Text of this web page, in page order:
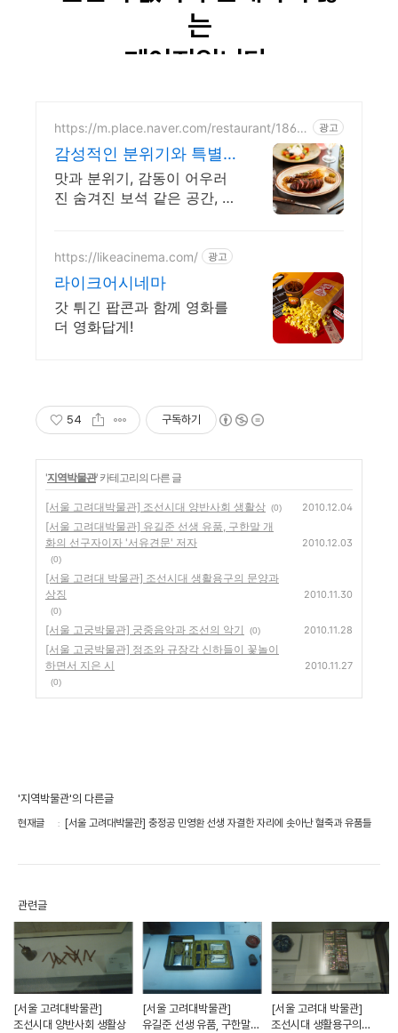
https://m.place.naver.com/restaurant/1863
광고
감성적인 분위기와 특별
한 맛 데이트를 위한 특별
한 공간
맛과 분위기, 감동이 어우러
진 숨겨진 보석 같은 공간, 샛
여대 양식 맛집
https://likeacinema.com/ 광고
라이크어시네마
갓 튀긴 팝콘과 함께 영화를
더 영화답게!
54 구독하기
'지역박물관' 카테고리의 다른 글
[서울 고려대박물관] 조선시대 양반사회 생활상 (0) 2010.12.04
[서울 고려대박물관] 유길준 선생 유품, 구한말 개
화의 선구자이자 '서유견문' 저자
(0)
2010.12.03
[서울 고려대 박물관] 조선시대 생활용구의 문양과
상징
(0)
2010.11.30
[서울 고궁박물관] 궁중음악과 조선의 악기 (0) 2010.11.28
[서울 고궁박물관] 정조와 규장각 신하들이 꽃놀이
하면서 지은 시
(0)
2010.11.27
'지역박물관'의 다른글
현재글 [서울 고려대박물관] 충정공 민영환 선생 자결한 자리에 솟아난 혈죽과 유품들
관련글
[서울 고려대박물관]
조선시대 양반사회 생활상
[서울 고려대박물관]
유길준 선생 유품, 구한말
[서울 고려대 박물관]
조선시대 생활용구의